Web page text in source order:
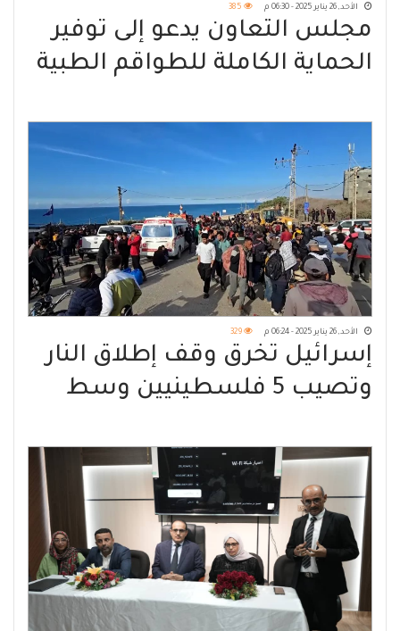
الأحد, 26 يناير 2025 - 06:30 م 385
مجلس التعاون يدعو إلى توفير
الحماية الكاملة للطواقم الطبية
الأحد, 26 يناير 2025 - 06:24 م 329
إسرائيل تخرق وقف إطلاق النار
وتصيب 5 فلسطينيين وسط